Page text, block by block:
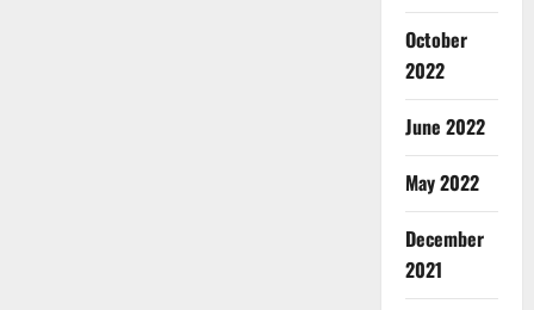
October
2022
June 2022
May 2022
December
2021